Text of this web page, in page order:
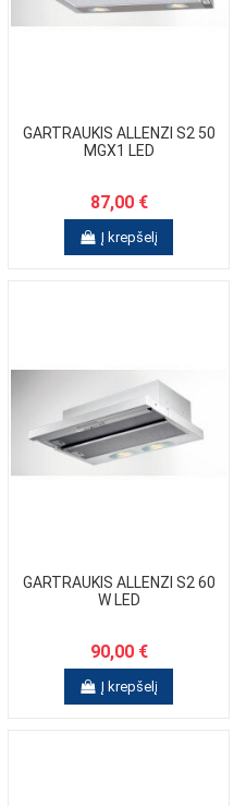
GARTRAUKIS ALLENZI S2 50
MGX1 LED
87,00 €
Į krepšelį
GARTRAUKIS ALLENZI S2 60
W LED
90,00 €
Į krepšelį